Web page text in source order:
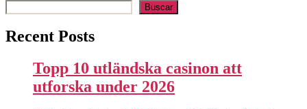
Buscar
Recent Posts
Topp 10 utländska casinon att
utforska under 2026